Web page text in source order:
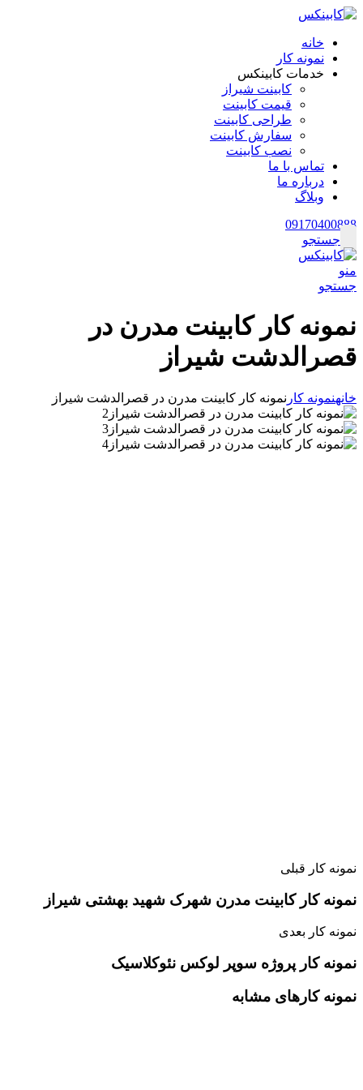
خانه
نمونه کار
خدمات کابینکس
کابینت شیراز
قیمت کابینت
طراحی کابینت
سفارش کابینت
نصب کابینت
تماس با ما
درباره ما
وبلاگ
09170400888
جستجو
منو
جستجو
نمونه کار کابینت مدرن در
قصرالدشت شیراز
خانهنمونه کار نمونه کار کابینت مدرن در قصرالدشت شیراز
نمونه کار قبلی
نمونه کار کابینت مدرن شهرک شهید بهشتی شیراز
نمونه کار بعدی
نمونه کار پروژه سوپر لوکس نئوکلاسیک
نمونه کارهای مشابه